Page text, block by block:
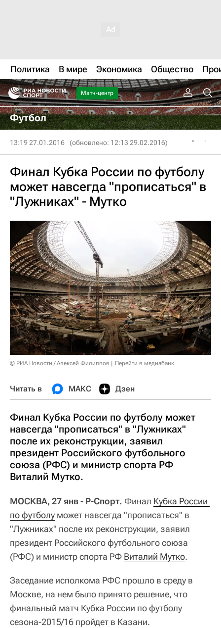
Политика В мире Экономика Общество
Матч-центр
Футбол
13:19 27.01.2016 (обновлено: 12:13 29.02.2016)
Финал Кубка России по футболу
может навсегда "прописаться" в
"Лужниках" - Мутко
© РИА Новости / Алексей Филиппов Перейти в медиабанк
Читать в МАКС Дзен
Финал Кубка России по футболу может
навсегда "прописаться" в "Лужниках"
после их реконструкции, заявил
президент Российского футбольного
союза (РФС) и министр спорта РФ
Виталий Мутко.
МОСКВА, 27 янв - Р-Спорт. Финал Кубка России
по футболу может навсегда "прописаться" в
"Лужниках" после их реконструкции, заявил
президент Российского футбольного союза
(РФС) и министр спорта РФ Виталий Мутко.
Заседание исполкома РФС прошло в среду в
Москве, на нем было принято решение, что
финальный матч Кубка России по футболу
сезона-2015/16 пройдет в Казани.